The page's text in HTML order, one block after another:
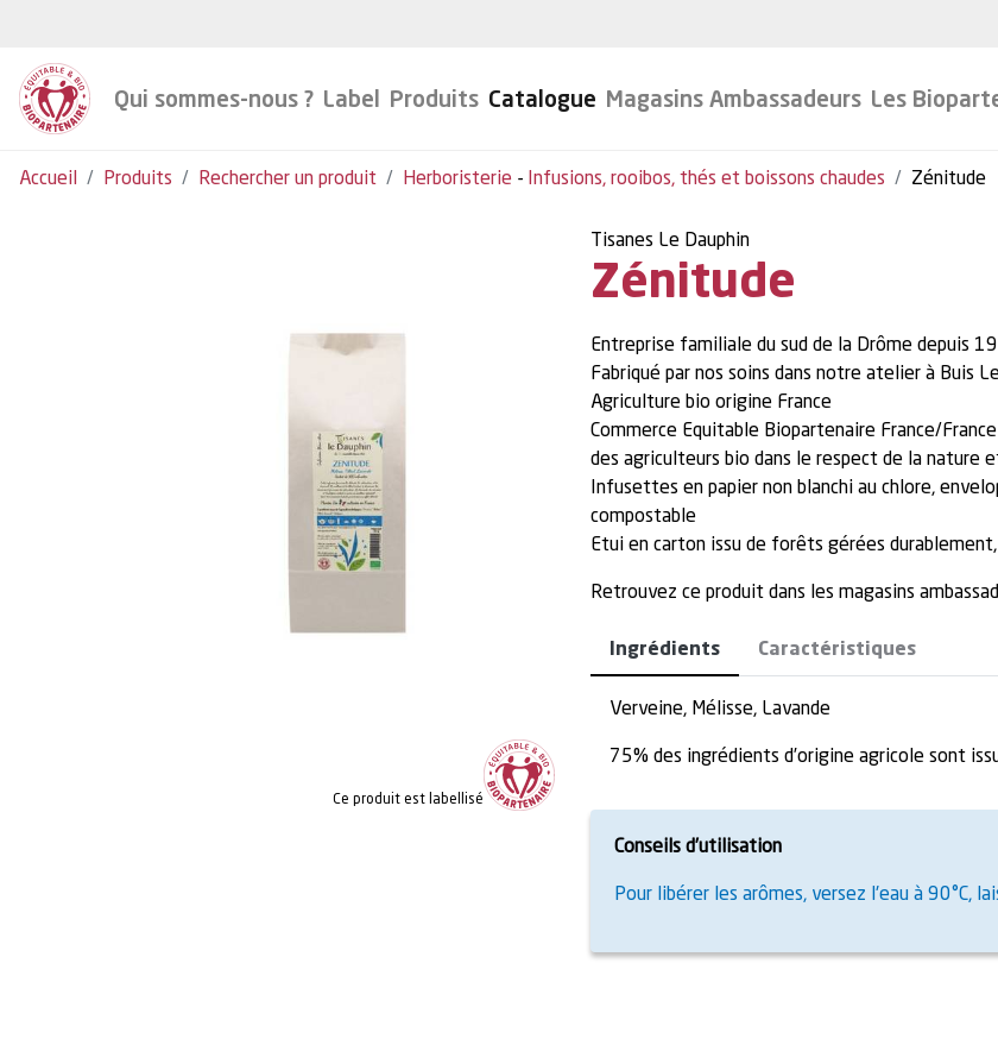
Qui sommes-nous ? Label Produits Catalogue Magasins Ambassadeurs Les
Accueil Produits Rechercher un produit Herboristerie - Infusions, rooibos, thés et boissons chaudes Zénitude
Ce produit est labellisé
Tisanes Le Dauphin
Zénitude
Entreprise familiale du sud de la Drôme depuis
Fabriqué par nos soins dans notre atelier à Buis
Agriculture bio origine France
Commerce Equitable Biopartenaire France/
des agriculteurs bio dans le respect de la nature
Infusettes en papier non blanchi au chlore,
compostable
Etui en carton issu de forêts gérées durablement,
Retrouvez ce produit dans les magasins
Ingrédients Caractéristiques
Verveine, Mélisse, Lavande
75% des ingrédients d’origine agricole sont
Conseils d’utilisation
Pour libérer les arômes, versez l'eau à 90°C,